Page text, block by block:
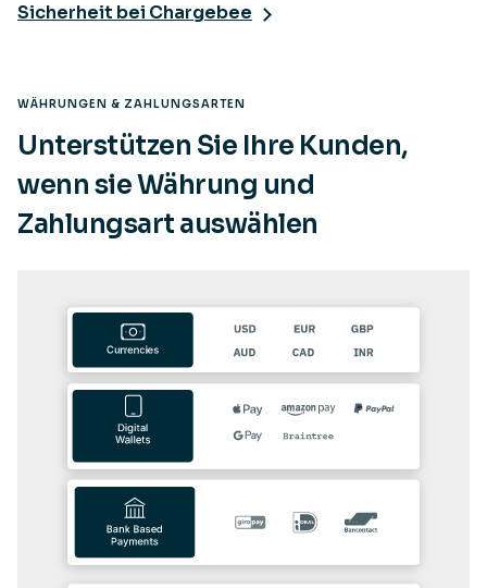
Sicherheit bei Chargebee
WÄHRUNGEN & ZAHLUNGSARTEN
Unterstützen Sie Ihre Kunden,
wenn sie Währung und
Zahlungsart auswählen